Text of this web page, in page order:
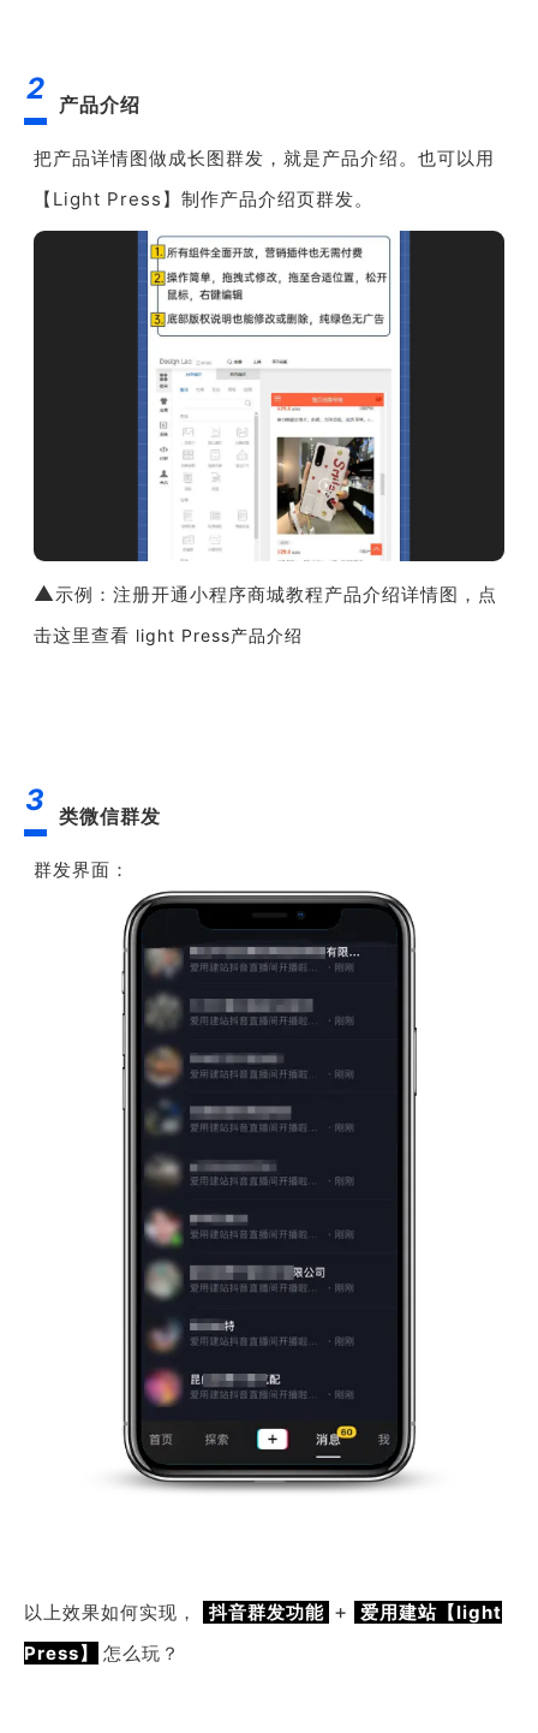
2 产品介绍
把产品详情图做成长图群发，就是产品介绍。也可以用
【Light Press】制作产品介绍页群发。
▲示例：注册开通小程序商城教程产品介绍详情图，点
击这里查看 light Press产品介绍
3 类微信群发
群发界面：
以上效果如何实现， 抖音群发功能 +
爱用建站【light
Press】
怎么玩？